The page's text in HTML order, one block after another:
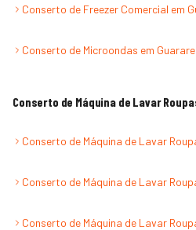
Conserto de Freezer Comercial em
Conserto de Microondas em
Conserto de Máquina de Lavar
Conserto de Máquina de Lavar
Conserto de Máquina de Lavar
Conserto de Máquina de Lavar